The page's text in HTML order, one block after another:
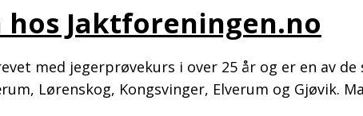
hos Jaktforeningen.no
med jegerprøvekurs i over 25 år og er en av
Lørenskog, Kongsvinger, Elverum og Gjøvik.